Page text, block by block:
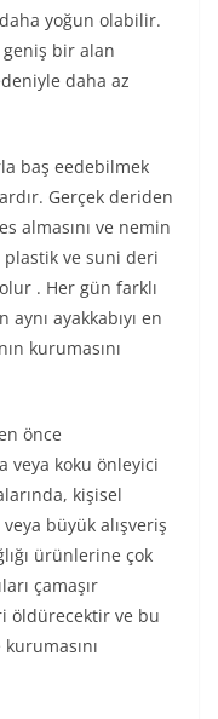
yoğun olabilir.
bir alan
daha az
baş eedebilmek
Gerçek deriden
almasını ve nemin
plastik ve suni deri
. Her gün farklı
ayakkabıyı en
kurumasını
önce
veya koku önleyici
kişisel
büyük alışveriş
ürünlerine çok
çamaşır
öldürecektir ve bu